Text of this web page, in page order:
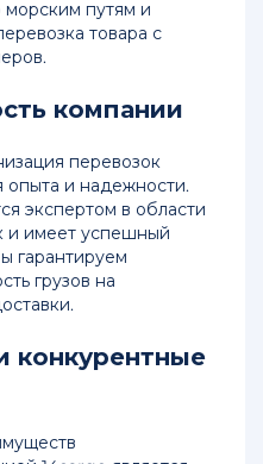
путям и
товара с
компании
перевозок
опыта и надежности.
экспертом в области
и имеет успешный
гарантируем
грузов на
конкурентные